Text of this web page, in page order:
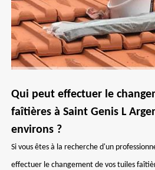
Qui peut effectuer le
faîtières à Saint Genis L
environs ?
Si vous êtes à la recherche d'un
effectuer le changement de vos tuiles